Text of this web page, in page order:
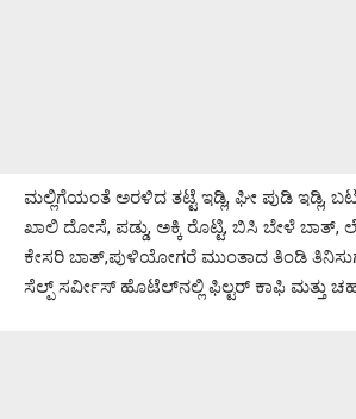
ಮಲ್ಲಿಗೆಯಂತೆ ಅರಳಿದ ತಟ್ಟೆ ಇಡ್ಲಿ, ಘೀ ಪುಡಿ ಇಡ್ಲಿ,
ಖಾಲಿ ದೋಸೆ, ಪಡ್ಡು, ಅಕ್ಕಿ ರೊಟ್ಟಿ, ಬಿಸಿ ಬೇಳೆ
ಕೇಸರಿ ಬಾತ್,ಪುಳಿಯೋಗರೆ ಮುಂತಾದ ತಿಂಡಿ
ಸೆಲ್ಪ್ ಸರ್ವೀಸ್ ಹೊಟೆಲ್‌ನಲ್ಲಿ ಫಿಲ್ಟರ್ ಕಾಫಿ ಮತ್ತು